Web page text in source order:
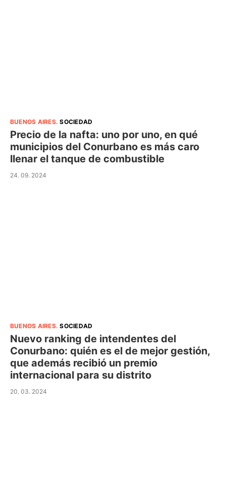
BUENOS AIRES.SOCIEDAD
Precio de la nafta: uno por uno, en qué
municipios del Conurbano es más caro
llenar el tanque de combustible
24. 09. 2024
BUENOS AIRES.SOCIEDAD
Nuevo ranking de intendentes del
Conurbano: quién es el de mejor gestión,
que además recibió un premio
internacional para su distrito
20. 03. 2024